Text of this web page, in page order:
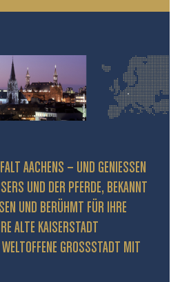
AACHENS – UND GENIESSEN S
UND DER PFERDE, BEKANNT D
UND BERÜHMT FÜR IHRE PR
KAISERSTADT PR
GROSSSTADT MIT HIS